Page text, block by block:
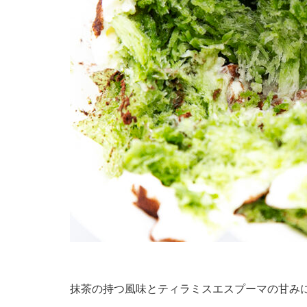
抹茶の持つ風味とティラミスエスプーマの甘み